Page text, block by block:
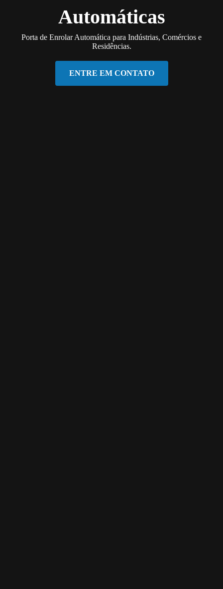
Automáticas
Porta de Enrolar Automática para Indústrias, Comércios e
Residências.
ENTRE EM CONTATO